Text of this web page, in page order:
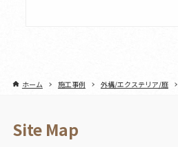
ホーム 施工事例 外構/エクステリア/庭
Site Map